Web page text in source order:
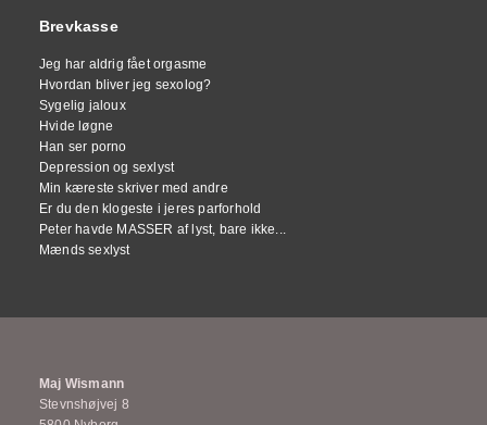
Brevkasse
Jeg har aldrig fået orgasme
Hvordan bliver jeg sexolog?
Sygelig jaloux
Hvide løgne
Han ser porno
Depression og sexlyst
Min kæreste skriver med andre
Er du den klogeste i jeres parforhold
Peter havde MASSER af lyst, bare ikke...
Mænds sexlyst
Maj Wismann
Stevnshøjvej 8